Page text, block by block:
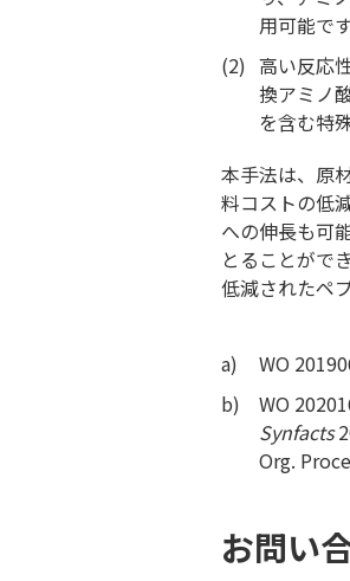
用可能で
(2) 高い反応
換アミノ
を含む特
本手法は、原
料コストの低
への伸長も可
とることがで
低減されたペ
a)
WO
b)
WO
Synfacts
Org.
お問い